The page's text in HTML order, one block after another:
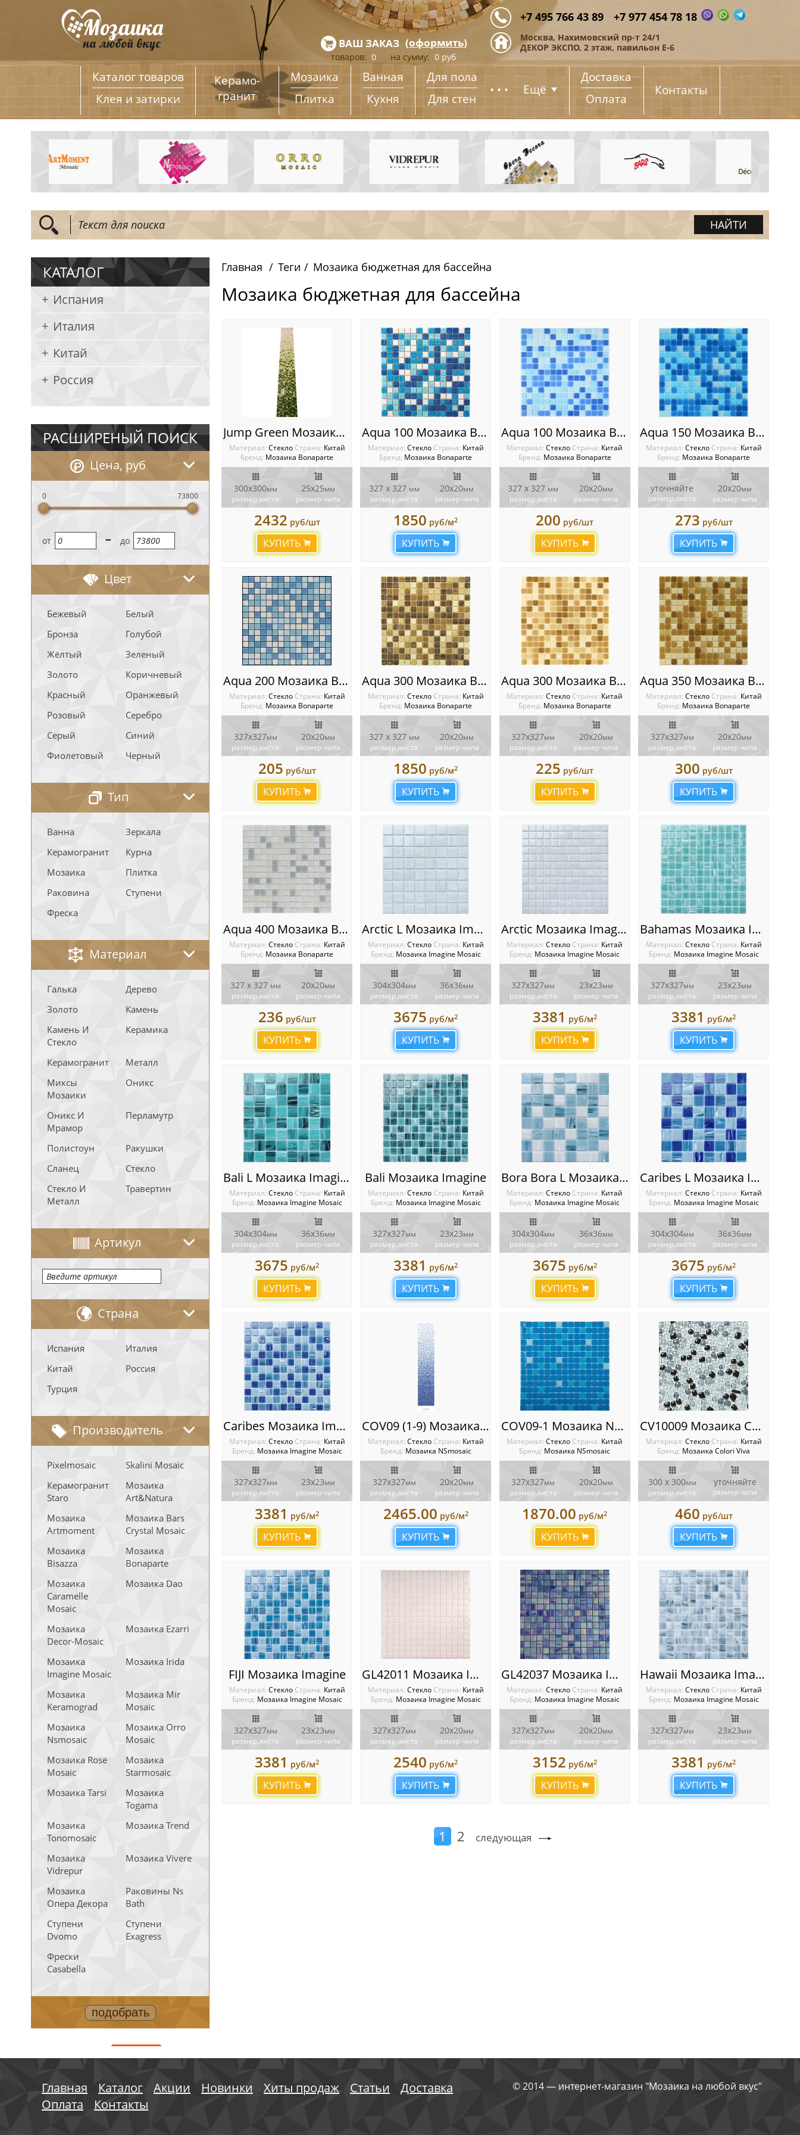
+7 495 766 43 89 +7 977 454 78 18
Москва, Нахимовский пр-т 24/1
ДЕКОР ЭКСПО, 2 этаж, павильон Е-6
ВАШ ЗАКАЗ (оформить)
товаров: 0 на сумму: 0 руб
Каталог товаров
Клея и затирки
Керамо­
гранит
Мозаика
Плитка
Ванная
Кухня
Для пола
Для стен
... Ещё
Доставка
Оплата
Контакты
КАТАЛОГ
Испания
Италия
Китай
Россия
РАСШИРЕНЫЙ ПОИСК
Цена, руб
0 73800
oт - до
Цвет
Бежевый
Белый
Бронза
Голубой
Жёлтый
Зеленый
Золото
Коричневый
Красный
Оранжевый
Розовый
Серебро
Серый
Синий
Фиолетовый
Черный
Тип
Ванна
Зеркала
Керамогранит
Курна
Мозаика
Плитка
Раковина
Ступени
Фреска
Материал
Галька
Дерево
Золото
Камень
Камень И
Стекло
Керамика
Керамогранит
Металл
Миксы
Мозаики
Оникс
Оникс И
Мрамор
Перламутр
Полистоун
Ракушки
Сланец
Стекло
Стекло И
Металл
Травертин
Артикул
Страна
Испания
Италия
Китай
Россия
Турция
Производитель
Pixelmosaic
Skalini Mosaic
Керамогранит
Staro
Мозаика
Art&Natura
Мозаика
Artmoment
Мозаика Bars
Crystal Mosaic
Мозаика
Bisazza
Мозаика
Bonaparte
Мозаика
Caramelle
Mosaic
Мозаика Dao
Мозаика
Decor-Mosaic
Мозаика Ezarri
Мозаика
Imagine Mosaic
Мозаика Irida
Мозаика
Keramograd
Мозаика Mir
Mosaic
Мозаика
Nsmosaic
Мозаика Orro
Mosaic
Мозаика Rose
Mosaic
Мозаика
Starmosaic
Мозаика Tarsi
Мозаика
Togama
Мозаика
Tonomosaic
Мозаика Trend
Мозаика
Vidrepur
Мозаика Vivere
Мозаика
Опера Декора
Раковины Ns
Bath
Ступени
Dvomo
Ступени
Exagress
Фрески
Casabella
АКЦИИ
Главная Теги Мозаика бюджетная для бассейна
Мозаика бюджетная для бассейна
Jump Green Мозаика Bonaparte (Китай)
Материал: Стекло Cтрана: Китай
Бренд: Мозаика Bonaparte
300х300мм
размер листа
25х25мм
размер чипа
2432 руб/шт
КУПИТЬ
Aqua 100 Мозаика Bonaparte
Материал: Стекло Cтрана: Китай
Бренд: Мозаика Bonaparte
327 x 327 мм
размер листа
20х20мм
размер чипа
1850 руб/м2
КУПИТЬ
Aqua 100 Мозаика Bonaparte
Материал:Стекло Cтрана: Китай
Бренд: Мозаика Bonaparte
327 x 327 мм
размер листа
20х20мм
размер чипа
200 руб/шт
КУПИТЬ
Aqua 150 Мозаика Bonaparte сетка
Материал: Стекло Cтрана: Китай
Бренд: Мозаика Bonaparte
уточняйте
размер листа
20х20мм
размер чипа
273 руб/шт
КУПИТЬ
Aqua 200 Мозаика Bonaparte бумага
Материал: Стекло Cтрана: Китай
Бренд: Мозаика Bonaparte
327х327мм
размер листа
20х20мм
размер чипа
205 руб/шт
КУПИТЬ
Aqua 300 Мозаика Bonaparte
Материал: Стекло Cтрана: Китай
Бренд: Мозаика Bonaparte
327 x 327 мм
размер листа
20х20мм
размер чипа
1850 руб/м2
КУПИТЬ
Aqua 300 Мозаика Bonaparte бумага
Материал:Стекло Cтрана: Китай
Бренд: Мозаика Bonaparte
327х327мм
размер листа
20х20мм
размер чипа
225 руб/шт
КУПИТЬ
Aqua 350 Мозаика Bonaparte сетка
Материал: Стекло Cтрана: Китай
Бренд: Мозаика Bonaparte
327х327мм
размер листа
20х20мм
размер чипа
300 руб/шт
КУПИТЬ
Aqua 400 Мозаика Bonaparte
Материал: Стекло Cтрана: Китай
Бренд: Мозаика Bonaparte
327 x 327 мм
размер листа
20х20мм
размер чипа
236 руб/шт
КУПИТЬ
Arctic L Мозаика Imagine
Материал: Стекло Cтрана: Китай
Бренд: Мозаика Imagine Mosaic
304х304мм
размер листа
36х36мм
размер чипа
3675 руб/м2
КУПИТЬ
Arctic Мозаика Imagine
Материал:Стекло Cтрана: Китай
Бренд: Мозаика Imagine Mosaic
327x327мм
размер листа
23x23мм
размер чипа
3381 руб/м2
КУПИТЬ
Bahamas Мозаика Imagine
Материал: Стекло Cтрана: Китай
Бренд: Мозаика Imagine Mosaic
327х327мм
размер листа
23х23мм
размер чипа
3381 руб/м2
КУПИТЬ
Bali L Мозаика Imagine
Материал: Стекло Cтрана: Китай
Бренд: Мозаика Imagine Mosaic
304х304мм
размер листа
36х36мм
размер чипа
3675 руб/м2
КУПИТЬ
Bali Мозаика Imagine
Материал: Стекло Cтрана: Китай
Бренд: Мозаика Imagine Mosaic
327х327мм
размер листа
23х23мм
размер чипа
3381 руб/м2
КУПИТЬ
Bora Bora L Мозаика Imagine
Материал:Стекло Cтрана: Китай
Бренд: Мозаика Imagine Mosaic
304х304мм
размер листа
36х36мм
размер чипа
3675 руб/м2
КУПИТЬ
Caribes L Мозаика Imagine
Материал: Стекло Cтрана: Китай
Бренд: Мозаика Imagine Mosaic
304х304мм
размер листа
36х36мм
размер чипа
3675 руб/м2
КУПИТЬ
Caribes Мозаика Imagine
Материал: Стекло Cтрана: Китай
Бренд: Мозаика Imagine Mosaic
327x327мм
размер листа
23x23мм
размер чипа
3381 руб/м2
КУПИТЬ
COV09 (1-9) Мозаика NSmosaic
Материал: Стекло Cтрана: Китай
Бренд: Мозаика NSmosaic
327x327мм
размер листа
20х20мм
размер чипа
2465.00 руб/м2
КУПИТЬ
COV09-1 Мозаика NSmosaic
Материал:Стекло Cтрана: Китай
Бренд: Мозаика NSmosaic
327x327мм
размер листа
20х20мм
размер чипа
1870.00 руб/м2
КУПИТЬ
CV10009 Мозаика Colori Viva Crystal
Материал: Стекло Cтрана: Китай
Бренд: Мозаика Colori Viva
300 x 300мм
размер листа
уточняйте
размер чипа
460 руб/шт
КУПИТЬ
FIJI Мозаика Imagine
Материал: Стекло Cтрана: Китай
Бренд: Мозаика Imagine Mosaic
327x327мм
размер листа
23x23мм
размер чипа
3381 руб/м2
КУПИТЬ
GL42011 Мозаика Imagine
Материал: Стекло Cтрана: Китай
Бренд: Мозаика Imagine Mosaic
327х327мм
размер листа
20х20мм
размер чипа
2540 руб/м2
КУПИТЬ
GL42037 Мозаика Imagine
Материал:Стекло Cтрана: Китай
Бренд: Мозаика Imagine Mosaic
327х327мм
размер листа
20х20мм
размер чипа
3152 руб/м2
КУПИТЬ
Hawaii Мозаика Imagine
Материал: Стекло Cтрана: Китай
Бренд: Мозаика Imagine Mosaic
327x327мм
размер листа
23x23мм
размер чипа
3381 руб/м2
КУПИТЬ
1 2 следующая
Главная Каталог Акции Новинки Хиты продаж Статьи
Доставка
Оплата
Контакты
© 2014 — интернет-магазин "Мозаика на любой вкус"